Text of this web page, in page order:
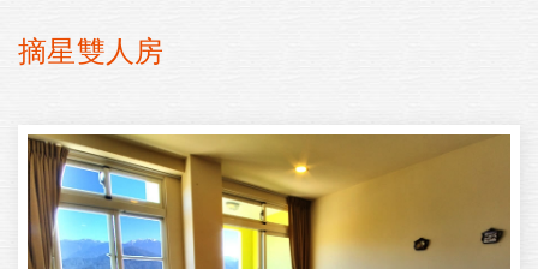
摘星雙人房